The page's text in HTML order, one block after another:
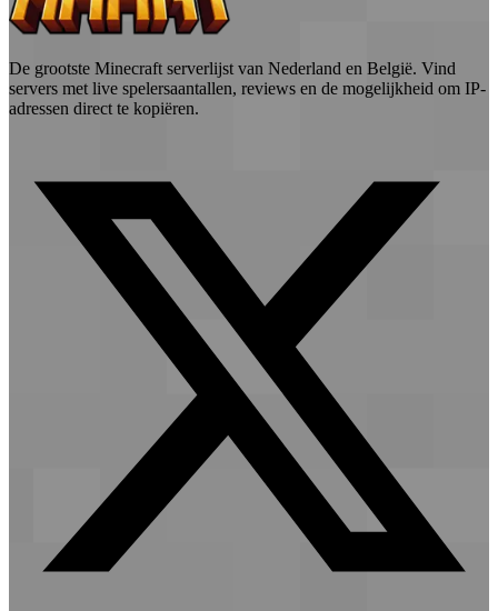
De grootste Minecraft serverlijst van Nederland en België. Vind
servers met live spelersaantallen, reviews en de mogelijkheid om IP-
adressen direct te kopiëren.